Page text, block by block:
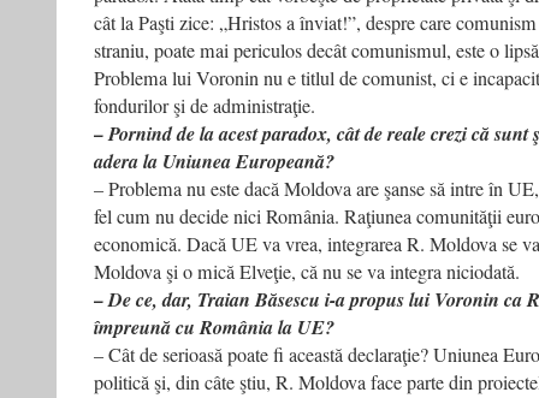
cât la Paşti zice: „Hristos a înviat!”, despre care
straniu, poate mai periculos decât comunismul, este o
Problema lui Voronin nu e titlul de comunist, ci e
fondurilor şi de administraţie.
– Pornind de la acest paradox, cât de reale crezi că sunt
adera la Uniunea Europeană?
– Problema nu este dacă Moldova are şanse să intre în
fel cum nu decide nici România. Raţiunea comunităţii
economică. Dacă UE va vrea, integrarea R. Moldova se
Moldova şi o mică Elveţie, că nu se va integra niciodată.
– De ce, dar, Traian Băsescu i-a propus lui Voronin ca
împreună cu România la UE?
– Cât de serioasă poate fi această declaraţie? Uniunea
politică şi, din câte ştiu, R. Moldova face parte din